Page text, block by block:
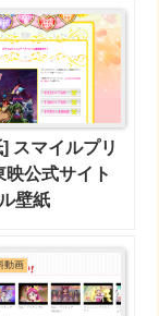
スマイルプリ
映公式サイト
壁紙
動画